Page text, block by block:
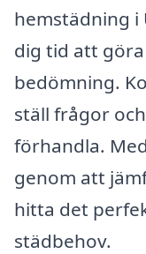
hemstädning i
dig tid att
bedömning.
ställ frågor
förhandla.
genom att
hitta det
städbehov.